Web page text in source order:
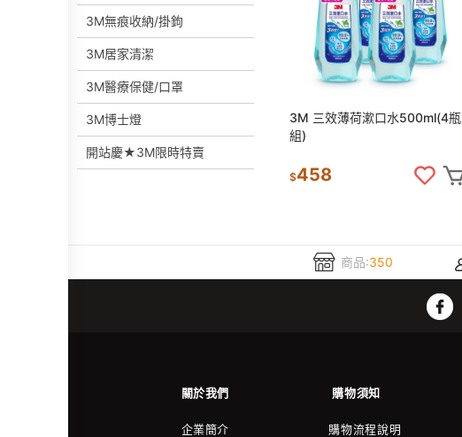
3M無痕收納/掛鉤
3M居家清潔
3M醫療保健/口罩
3M博士燈
開站慶★3M限時特賣
3M 三效薄荷漱口水500ml(4瓶
組)
$458
商品:350
關於我們 購物須知
企業簡介
購物流程說明